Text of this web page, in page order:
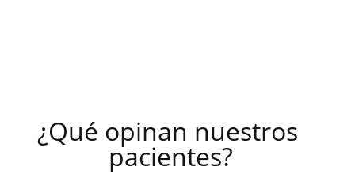
¿Qué opinan nuestros
pacientes?